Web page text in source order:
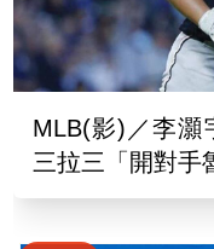
MLB(影)／李灝
三拉三「開對手